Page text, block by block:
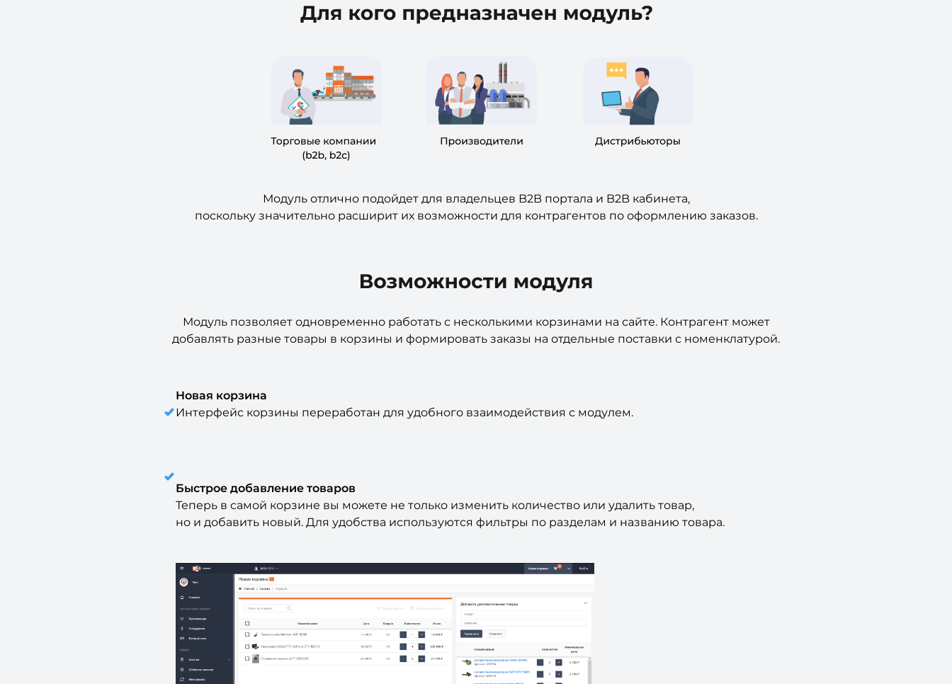
Модуль отлично подойдет для владельцев B2B портала и B2B кабинета,
поскольку значительно расширит их возможности для контрагентов по оформлению заказов.
Модуль позволяет одновременно работать с несколькими корзинами на сайте. Контрагент может
добавлять разные товары в корзины и формировать заказы на отдельные поставки с номенклатурой.
Новая корзина
Интерфейс корзины переработан для удобного взаимодействия с модулем.
Быстрое добавление товаров
Теперь в самой корзине вы можете не только изменить количество или удалить товар,
но и добавить новый. Для удобства используются фильтры по разделам и названию товара.